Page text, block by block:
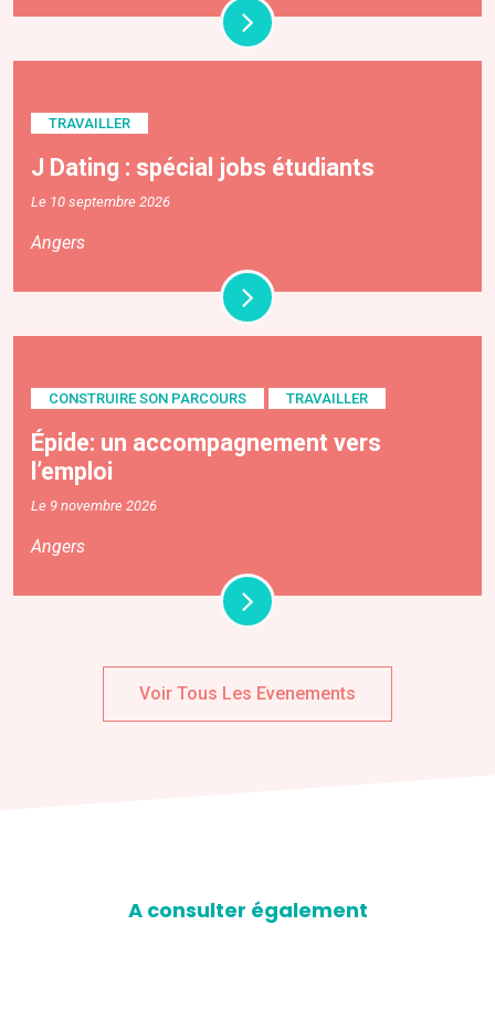
TRAVAILLER
J Dating : spécial jobs étudiants
Le 10 septembre 2026
Angers
CONSTRUIRE SON PARCOURS TRAVAILLER
Épide: un accompagnement vers
l’emploi
Le 9 novembre 2026
Angers
Voir Tous Les Evenements
A consulter également